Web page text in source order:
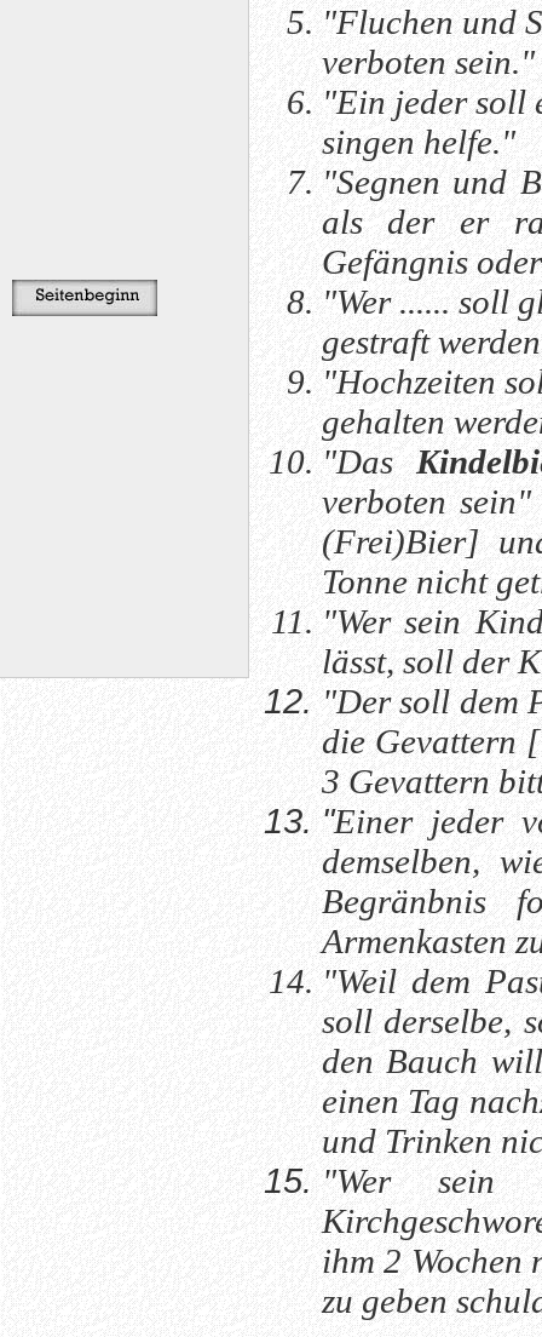
"Fluchen und
verboten sein."
"Ein jeder soll
singen helfe."
"Segnen und
als der er
Gefängnis
"Wer ...... soll
gestraft
"Hochzeiten
gehalten
"Das
verboten
(Frei)Bier]
Tonne nicht
"Wer sein
lässt, soll der
"Der soll dem
die Gevattern
3 Gevattern
"Einer jeder
demselben,
Begränbnis
Armenkasten
"Weil dem
soll derselbe,
den Bauch
einen Tag
und Trinken
"Wer sein
ihm 2 Wochen
zu geben